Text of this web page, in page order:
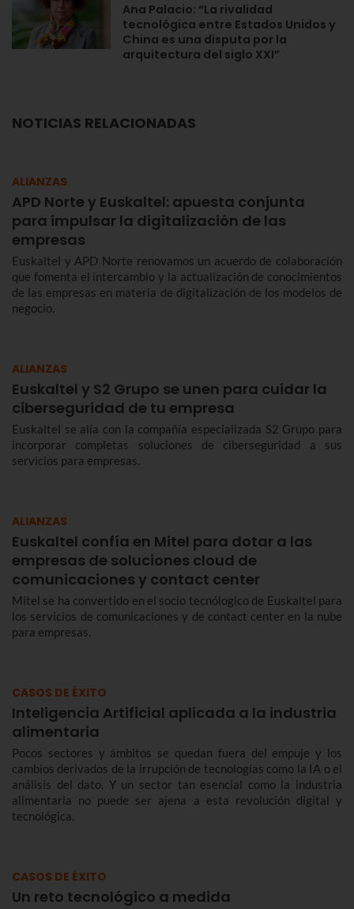
Ana Palacio: “La rivalidad
tecnológica entre Estados Unidos y
China es una disputa por la
arquitectura del siglo XXI”
NOTICIAS RELACIONADAS
ALIANZAS
APD Norte y Euskaltel: apuesta conjunta
para impulsar la digitalización de las
empresas
Euskaltel y APD Norte renovamos un acuerdo de colaboración
que fomenta el intercambio y la actualización de conocimientos
de las empresas en materia de digitalización de los modelos de
negocio.
ALIANZAS
Euskaltel y S2 Grupo se unen para cuidar la
ciberseguridad de tu empresa
Euskaltel se alía con la compañía especializada S2 Grupo para
incorporar completas soluciones de ciberseguridad a sus
servicios para empresas.
ALIANZAS
Euskaltel confía en Mitel para dotar a las
empresas de soluciones cloud de
comunicaciones y contact center
Mitel se ha convertido en el socio tecnólogico de Euskaltel para
los servicios de comunicaciones y de contact center en la nube
para empresas.
CASOS DE ÉXITO
Inteligencia Artificial aplicada a la industria
alimentaria
Pocos sectores y ámbitos se quedan fuera del empuje y los
cambios derivados de la irrupción de tecnologías como la IA o el
análisis del dato. Y un sector tan esencial como la industria
alimentaria no puede ser ajena a esta revolución digital y
tecnológica.
CASOS DE ÉXITO
Un reto tecnológico a medida